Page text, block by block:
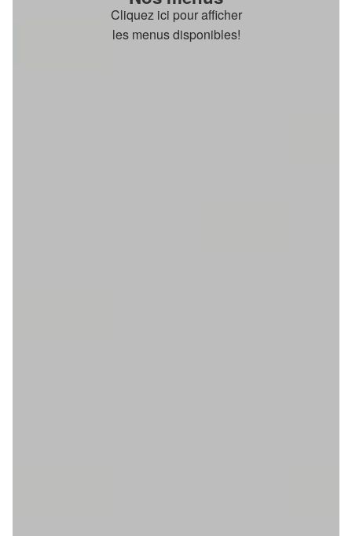
Cliquez ici pour afficher
les menus disponibles!